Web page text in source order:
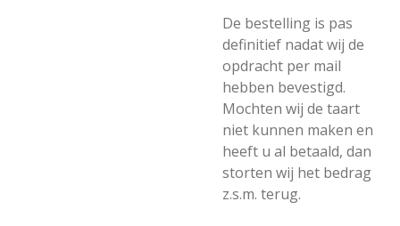
De bestelling is pas
definitief nadat wij de
opdracht per mail
hebben bevestigd.
Mochten wij de taart
niet kunnen maken en
heeft u al betaald, dan
storten wij het bedrag
z.s.m. terug.